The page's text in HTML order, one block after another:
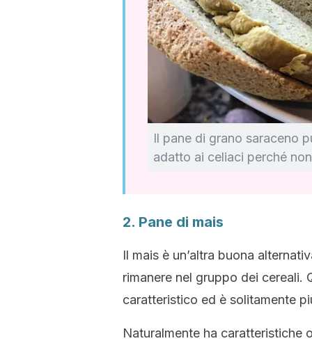
Il pane di grano saraceno
adatto ai celiaci perché
2. Pane di mais
Il mais è un’altra buona
rimanere nel gruppo dei cereali.
caratteristico ed è solitamente
Naturalmente ha caratteristiche